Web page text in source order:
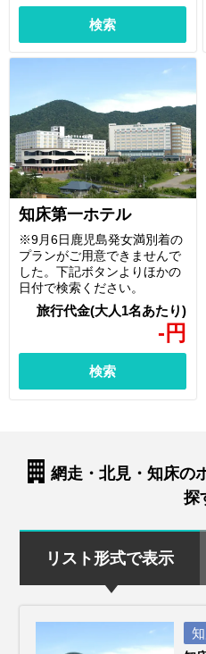
検索
知床第一ホテル
- 円
※9月6日鹿児島発女満別着の
プランがご用意できませんで
した。下記ボタンよりほかの
日付で検索ください。
検索
網走・北見・知床の
探
リスト形式で表示